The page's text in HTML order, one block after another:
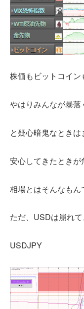
株価もビットコイン
やはりみんなが暴落
と疑心暗鬼なときは
安心してきたときが
相場とはそんなもん
ただ、USDは崩れ
USDJPY